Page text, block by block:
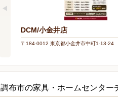
DCM/小金井店
〒184-0012 東京都小金井市中町1-13-24
調布市の家具・ホームセンター